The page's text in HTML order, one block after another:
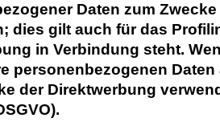
Daten zum
dies gilt auch für das
in Verbindung steht.
personenbezogenen
der Direktwerbung